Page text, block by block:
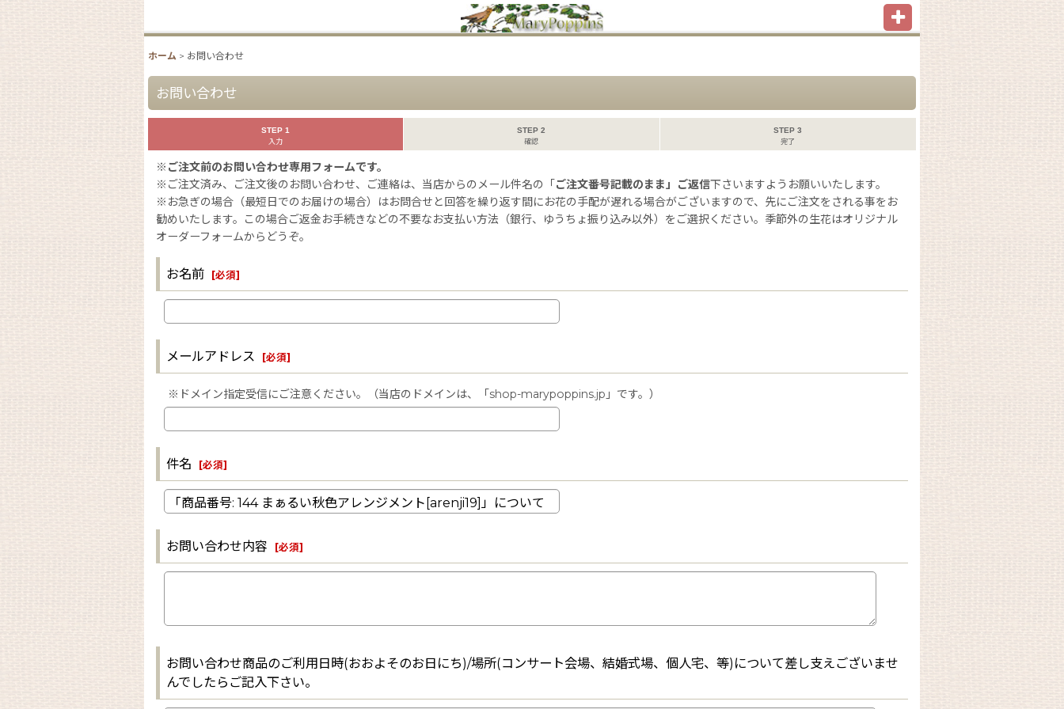
ホーム > お問い合わせ
お問い合わせ
STEP 1
入力
STEP 2
確認
STEP 3
完了
※ご注文前のお問い合わせ専用フォームです。
※ご注文済み、ご注文後のお問い合わせ、ご連絡は、当店からのメール件名の「ご注文番号記載のまま」ご返信下さいますようお願いいたします。
※お急ぎの場合（最短日でのお届けの場合）はお問合せと回答を繰り返す間にお花の手配が遅れる場合がございますので、先にご注文をされる事をお
勧めいたします。この場合ご返金お手続きなどの不要なお支払い方法（銀行、ゆうちょ振り込み以外）をご選択ください。季節外の生花はオリジナル
オーダーフォームからどうぞ。
お名前 [必須]
メールアドレス [必須]
※ドメイン指定受信にご注意ください。（当店のドメインは、「shop-marypoppins.jp」です。）
件名 [必須]
お問い合わせ内容 [必須]
お問い合わせ商品のご利用日時(おおよそのお日にち)/場所(コンサート会場、結婚式場、個人宅、等)について差し支えございませ
んでしたらご記入下さい。